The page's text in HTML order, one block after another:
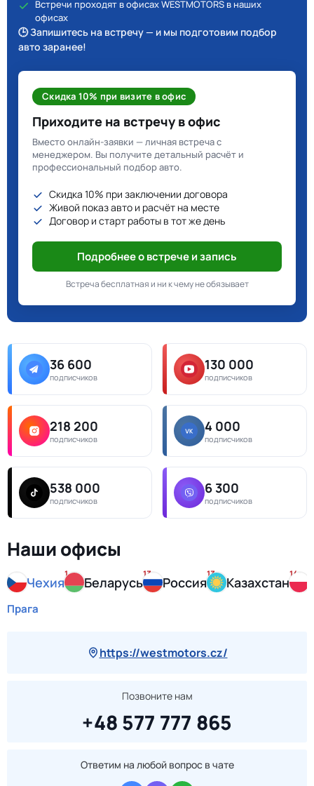
Встречи проходят в офисах WESTMOTORS в наших
офисах
🕒 Запишитесь на встречу — и мы подготовим подбор
авто заранее!
Скидка 10% при визите в офис
Приходите на встречу в офис
Вместо онлайн-заявки — личная встреча с
менеджером. Вы получите детальный расчёт и
профессиональный подбор авто.
Скидка 10% при заключении договора
Живой показ авто и расчёт на месте
Договор и старт работы в тот же день
Подробнее о встрече и запись
Встреча бесплатная и ни к чему не обязывает
36 600
подписчиков
130 000
подписчиков
218 200
подписчиков
4 000
подписчиков
538 000
подписчиков
6 300
подписчиков
Наши офисы
Чехия
1
Беларусь
13
Россия
13
Казахстан
14
Прага
https://westmotors.cz/
Позвоните нам
+48 577 777 865
Ответим на любой вопрос в чате